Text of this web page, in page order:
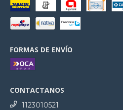
FORMAS DE ENVÍO
CONTACTANOS
1123010521